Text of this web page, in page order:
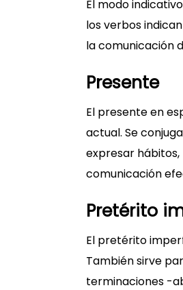
El modo
los verbos
la comunicación
Presente
El presente en
actual. Se
expresar
comunicación
Pretérito
El pretérito
También sirve
terminaciones -